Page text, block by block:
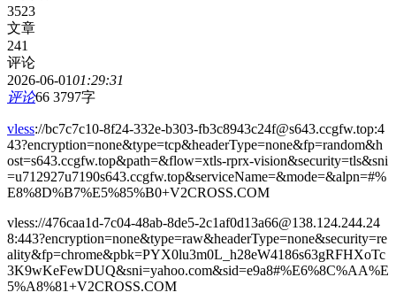
3523
文章
241
评论
2026-06-0101:29:31
评论66 3797字
vless://bc7c7c10-8f24-332e-b303-fb3c8943c24f@s643.ccgfw.top:4
43?encryption=none&type=tcp&headerType=none&fp=random&h
ost=s643.ccgfw.top&path=&flow=xtls-rprx-vision&security=tls&sni
=u712927u7190s643.ccgfw.top&serviceName=&mode=&alpn=#%
E8%8D%B7%E5%85%B0+V2CROSS.COM
vless://476caa1d-7c04-48ab-8de5-2c1af0d13a66@138.124.244.24
8:443?encryption=none&type=raw&headerType=none&security=re
ality&fp=chrome&pbk=PYX0lu3m0L_h28eW4186s63gRFHXoTc
3K9wKeFewDUQ&sni=yahoo.com&sid=e9a8#%E6%8C%AA%E
5%A8%81+V2CROSS.COM